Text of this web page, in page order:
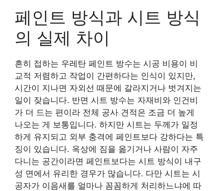
페인트 방식과 시트 방식
의 실제 차이
흔히 접하는 우레탄 페인트 방수는 시공 비용이 비
교적 저렴하고 작업이 간편하다는 인식이 있지만,
시간이 지나면 자외선 때문에 갈라지거나 벗겨지는
일이 잦습니다. 반면 시트 방수는 자재비와 인건비
가 더 드는 편이라 전체 공사 견적은 조금 더 높게
나오는 게 보통입니다. 하지만 시트는 두께가 일정
하게 유지되고 외부 충격에 페인트보다 강하다는 특
징이 있습니다. 옥상에 짐을 옮기거나 사람이 자주
다니는 공간이라면 페인트보다는 시트 방식이 내구
성 면에서 유리한 경우가 많습니다. 다만 시트는 시
공자가 이음새를 얼마나 꼼꼼하게 처리하느냐에 따